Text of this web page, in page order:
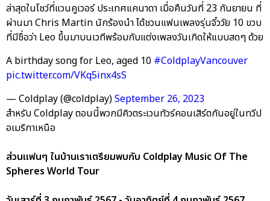
ล่าสุดในโชว์ที่แวนคูเวอร์ ประเทศแคนาดา เมื่อคืนวันที่ 23 กันยายน ที่
ผ่านมา Chris Martin นักร้องนำ ได้ชวนแฟนเพลงรุ่นจิ๋ววัย 10 ขวบ
ที่มีชื่อว่า Leo ขึ้นมาบนเวทีพร้อมกับแต่งเพลงวันเกิดให้แบบสดๆ ด้วย
A birthday song for Leo, aged 10 #ColdplayVancouver
pic.twitter.com/VKq5inx4sS
— Coldplay (@coldplay)September 26, 2023
สำหรับ Coldplay ตอนนี้พวกมีคิวตระเวนทัวร์คอนเสิร์ตกันอยู่ในทวีป
อเมริกาเหนือ
ส่วนแฟนๆ ในบ้านเราเตรียมพบกับ Coldplay Music Of The
Spheres World Tour